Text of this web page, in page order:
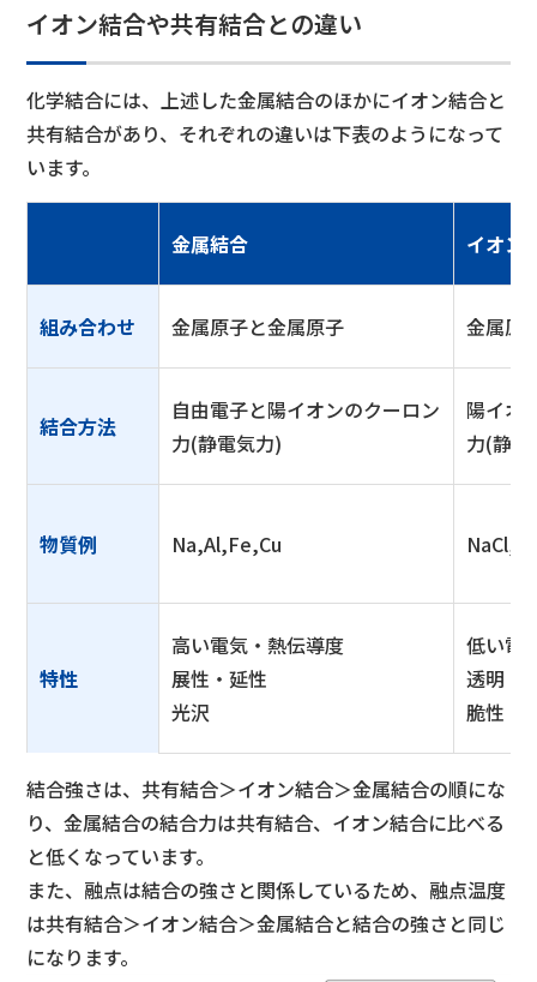
イオン結合や共有結合との違い
化学結合には、上述した金属結合のほかにイオン結合と
共有結合があり、それぞれの違いは下表のようになって
います。
金属結合 イオン
組み合わせ 金属原子と金属原子 金属原
結合方法
自由電子と陽イオンのクーロン
力(静電気力)
陽イオ
力(静
物質例 Na,Al,Fe,Cu
特性
高い電気・熱伝導度
展性・延性
光沢
低い電
透明
脆性
結合強さは、共有結合＞イオン結合＞金属結合の順にな
り、金属結合の結合力は共有結合、イオン結合に比べる
と低くなっています。
また、融点は結合の強さと関係しているため、融点温度
は共有結合＞イオン結合＞金属結合と結合の強さと同じ
になります。